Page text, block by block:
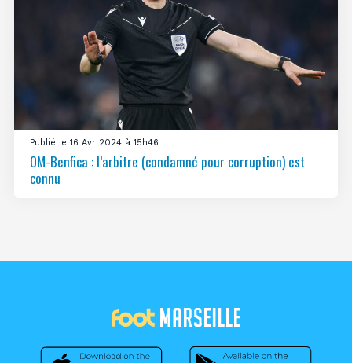
Publié le 16 Avr 2024 à 15h46
OM-Benfica : l’arbitre (condamné pour corruption) est
connu